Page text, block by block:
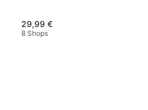
29,99 €
8 Shops